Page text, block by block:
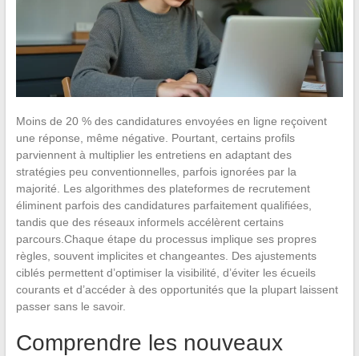
Moins de 20 % des candidatures envoyées en ligne reçoivent
une réponse, même négative. Pourtant, certains profils
parviennent à multiplier les entretiens en adaptant des
stratégies peu conventionnelles, parfois ignorées par la
majorité. Les algorithmes des plateformes de recrutement
éliminent parfois des candidatures parfaitement qualifiées,
tandis que des réseaux informels accélèrent certains
parcours.Chaque étape du processus implique ses propres
règles, souvent implicites et changeantes. Des ajustements
ciblés permettent d’optimiser la visibilité, d’éviter les écueils
courants et d’accéder à des opportunités que la plupart laissent
passer sans le savoir.
Comprendre les nouveaux